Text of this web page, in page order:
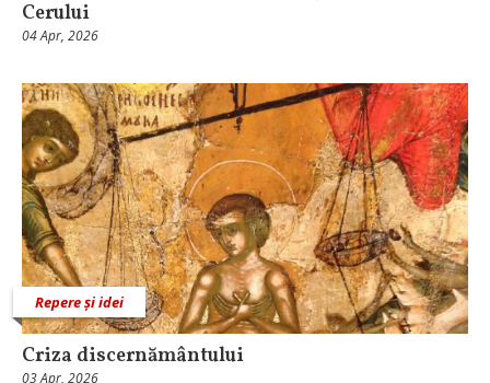
Cerului
04 Apr, 2026
Repere și idei
Criza discernământului
03 Apr, 2026